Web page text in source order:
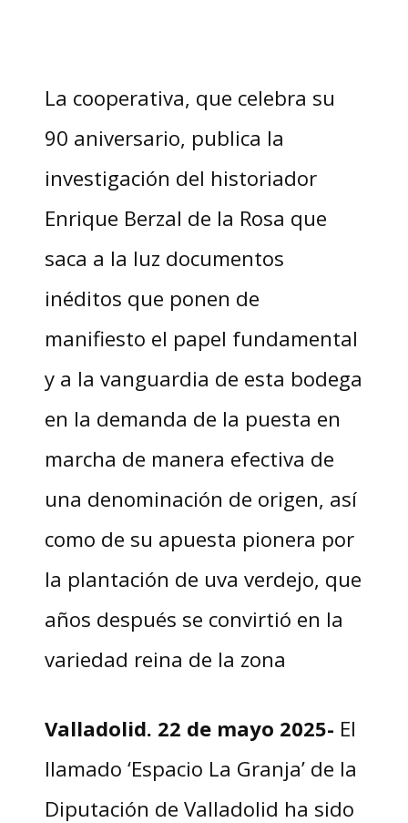
La cooperativa, que celebra su
90 aniversario, publica la
investigación del historiador
Enrique Berzal de la Rosa que
saca a la luz documentos
inéditos que ponen de
manifiesto el papel fundamental
y a la vanguardia de esta bodega
en la demanda de la puesta en
marcha de manera efectiva de
una denominación de origen, así
como de su apuesta pionera por
la plantación de uva verdejo, que
años después se convirtió en la
variedad reina de la zona
Valladolid. 22 de mayo 2025- El
llamado ‘Espacio La Granja’ de la
Diputación de Valladolid ha sido